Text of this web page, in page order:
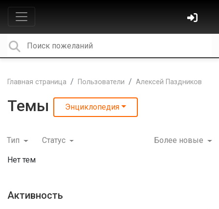
Главная страница Пользователи Алексей Паздников
Темы Энциклопедия
Тип Статус Более новые
Нет тем
Активность